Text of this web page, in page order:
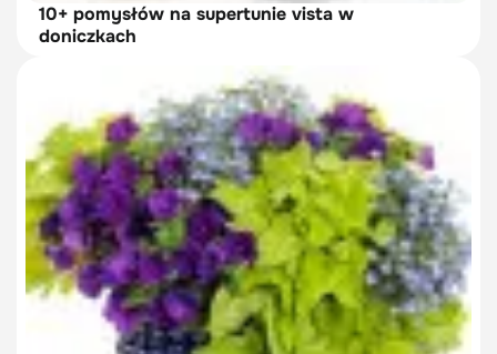
10+ pomysłów na supertunie vista w
doniczkach